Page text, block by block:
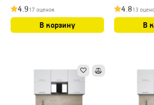
4.917 оценок
В корзину
4.813
В